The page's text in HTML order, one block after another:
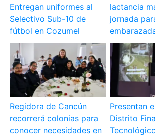
Entregan uniformes al
Selectivo Sub-10 de
fútbol en Cozumel
lactancia
jornada
Regidora de Cancún
recorrerá colonias para
conocer necesidades en
Presentan
Distrito